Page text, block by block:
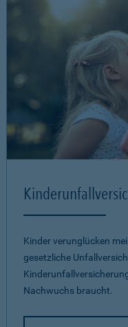
Kinder verunglücken
gesetzliche
Nachwuchs braucht.